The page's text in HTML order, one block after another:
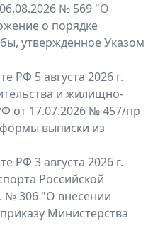
№ 569 "О
о порядке
утвержденное Указом
РФ 5 августа 2026 г.
и жилищно-
от 17.07.2026 № 457/пр
выписки из
РФ 3 августа 2026 г.
Российской
№ 306 "О внесении
Министерства